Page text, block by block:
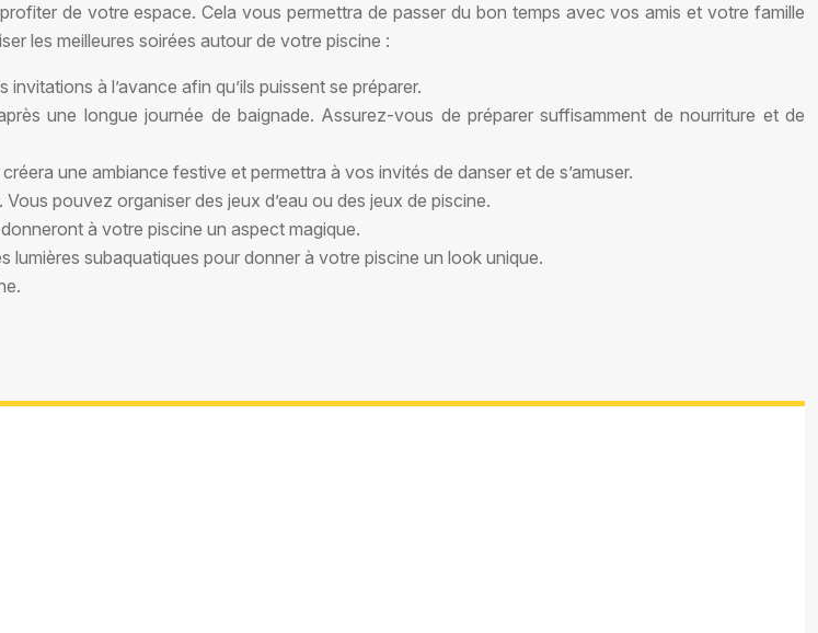
de votre espace. Cela vous permettra de passer du bon temps avec vos amis et votre famille
les meilleures soirées autour de votre piscine :
à l’avance afin qu’ils puissent se préparer.
une longue journée de baignade. Assurez-vous de préparer suffisamment de nourriture et de
une ambiance festive et permettra à vos invités de danser et de s’amuser.
pouvez organiser des jeux d’eau ou des jeux de piscine.
à votre piscine un aspect magique.
subaquatiques pour donner à votre piscine un look unique.